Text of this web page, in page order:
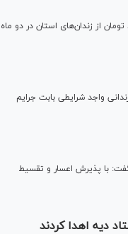
اصفهان از آزادی ۹۶ زندانی مالی و جرایم غیرعمد با بدهی نزدیک به ۳۵۰ میلیارد تومان از زندان‌های استان در دو ماه
واجد شرایطی بابت جرایم
۶۱۳ زندانی محکوم مالی و جرایم غیرعمد در سال ۱۴۰۴ خبر داد و گفت: با پذیرش اعسار و تقسیط